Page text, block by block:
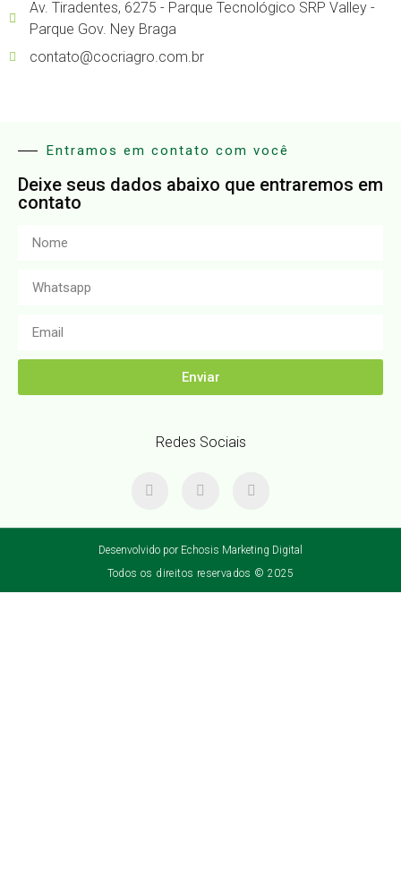
Av. Tiradentes, 6275 - Parque Tecnológico SRP Valley -
Parque Gov. Ney Braga
contato@cocriagro.com.br
Entramos em contato com você
Deixe seus dados abaixo que entraremos em
contato
Enviar
Redes Sociais
Desenvolvido por Echosis Marketing Digital
Todos os direitos reservados © 2025